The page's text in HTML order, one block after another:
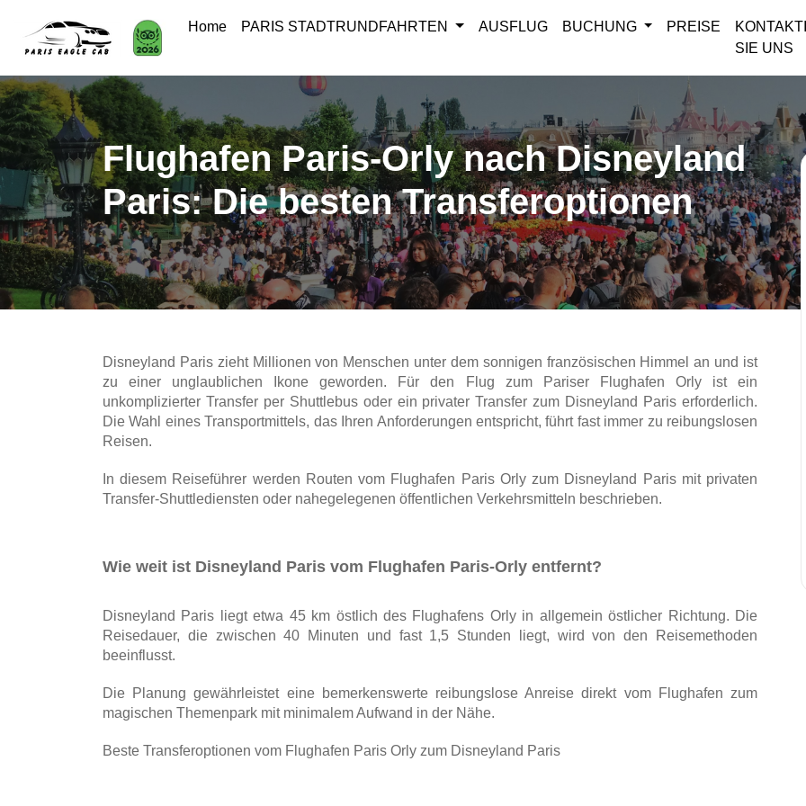
Home PARIS STADTRUNDFAHRTEN AUSFLUG BUCHUNG PREISE
SIE UNS
Flughafen Paris-Orly nach Disneyland
Paris: Die besten Transferoptionen
Disneyland Paris zieht Millionen von Menschen unter dem sonnigen französischen Himmel an und ist
zu einer unglaublichen Ikone geworden. Für den Flug zum Pariser Flughafen Orly ist ein
unkomplizierter Transfer per Shuttlebus oder ein privater Transfer zum Disneyland Paris erforderlich.
Die Wahl eines Transportmittels, das Ihren Anforderungen entspricht, führt fast immer zu reibungslosen
Reisen.
In diesem Reiseführer werden Routen vom Flughafen Paris Orly zum Disneyland Paris mit privaten
Transfer-Shuttlediensten oder nahegelegenen öffentlichen Verkehrsmitteln beschrieben.
Wie weit ist Disneyland Paris vom Flughafen Paris-Orly entfernt?
Disneyland Paris liegt etwa 45 km östlich des Flughafens Orly in allgemein östlicher Richtung. Die
Reisedauer, die zwischen 40 Minuten und fast 1,5 Stunden liegt, wird von den Reisemethoden
beeinflusst.
Die Planung gewährleistet eine bemerkenswerte reibungslose Anreise direkt vom Flughafen zum
magischen Themenpark mit minimalem Aufwand in der Nähe.
Beste Transferoptionen vom Flughafen Paris Orly zum Disneyland Paris